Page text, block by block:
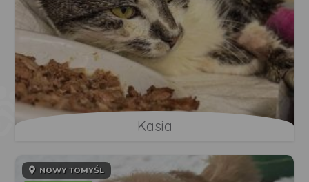
Kasia
NOWY TOMYŚL